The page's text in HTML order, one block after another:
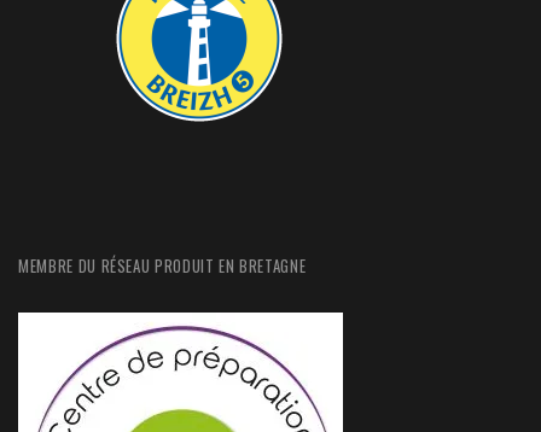
MEMBRE DU RÉSEAU PRODUIT EN BRETAGNE